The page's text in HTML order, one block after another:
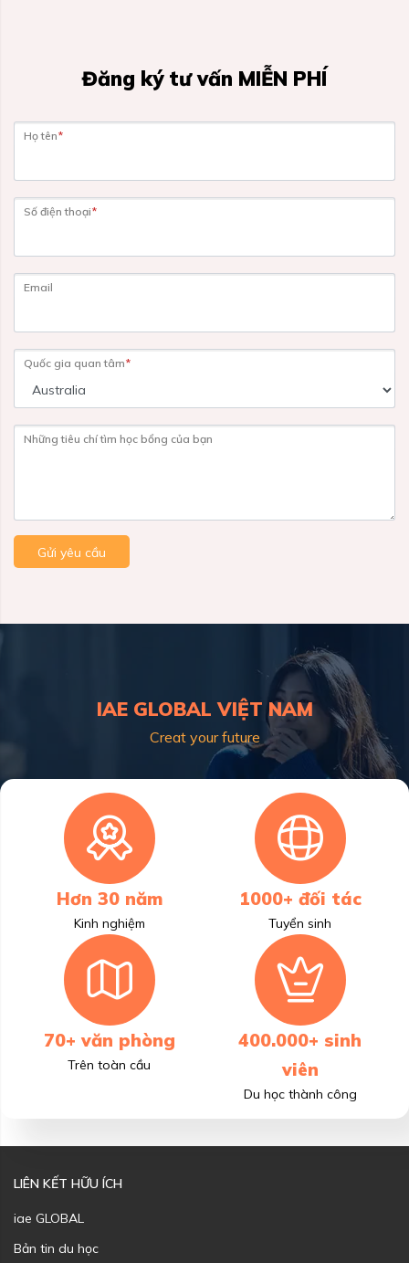
Đăng ký tư vấn MIỄN PHÍ
Họ tên*
Số điện thoại*
Email
Quốc gia quan tâm*
Những tiêu chí tìm học bổng của bạn
Gửi yêu cầu
IAE GLOBAL VIỆT NAM
Creat your future
Hơn 30 năm
Kinh nghiệm
1000+ đối tác
Tuyển sinh
70+ văn phòng
Trên toàn cầu
400.000+ sinh
viên
Du học thành công
LIÊN KẾT HỮU ÍCH
iae GLOBAL
Bản tin du học